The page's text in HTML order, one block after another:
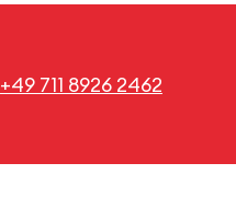
+49 711 8926 2462